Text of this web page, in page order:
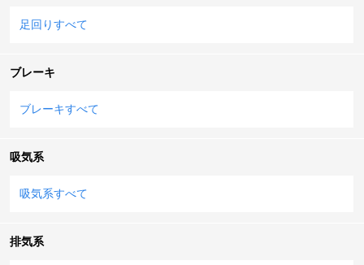
足回りすべて
ブレーキ
ブレーキすべて
吸気系
吸気系すべて
排気系